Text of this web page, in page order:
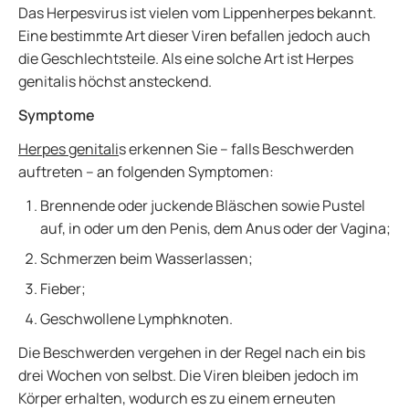
Das Herpesvirus ist vielen vom Lippenherpes bekannt.
Eine bestimmte Art dieser Viren befallen jedoch auch
die Geschlechtsteile. Als eine solche Art ist Herpes
genitalis höchst ansteckend.
Symptome
Herpes genitalis erkennen Sie – falls Beschwerden
auftreten – an folgenden Symptomen:
Brennende oder juckende Bläschen sowie Pustel
auf, in oder um den Penis, dem Anus oder der Vagina;
Schmerzen beim Wasserlassen;
Fieber;
Geschwollene Lymphknoten.
Die Beschwerden vergehen in der Regel nach ein bis
drei Wochen von selbst. Die Viren bleiben jedoch im
Körper erhalten, wodurch es zu einem erneuten